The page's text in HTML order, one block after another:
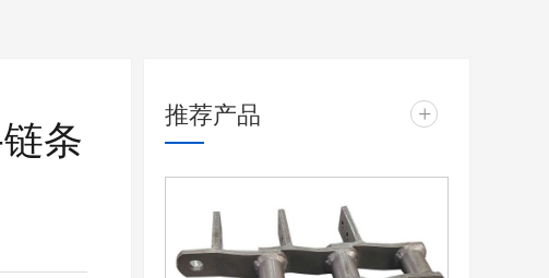
条
推荐产品 +